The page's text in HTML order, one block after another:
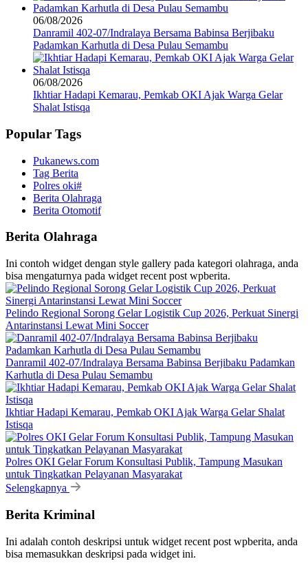
06/08/2026
Danramil 402-07/Indralaya Bersama Babinsa Berjibaku
Padamkan Karhutla di Desa Pulau Semambu
06/08/2026
Ikhtiar Hadapi Kemarau, Pemkab OKI Ajak Warga Gelar
Shalat Istisqa
Popular Tags
Pukanews.com
Tag Berita
Polres oki#
Berita Olahraga
Berita Otomotif
Berita Olahraga
Ini contoh widget dengan style gallery pada kategori olahraga, anda
bisa mengaturnya pada widget recent post wpberita.
Pelindo Regional Sorong Gelar Logistik Cup 2026, Perkuat Sinergi
Antarinstansi Lewat Mini Soccer
Danramil 402-07/Indralaya Bersama Babinsa Berjibaku Padamkan
Karhutla di Desa Pulau Semambu
Ikhtiar Hadapi Kemarau, Pemkab OKI Ajak Warga Gelar Shalat
Istisqa
Polres OKI Gelar Forum Konsultasi Publik, Tampung Masukan
untuk Tingkatkan Pelayanan Masyarakat
Selengkapnya
Berita Kriminal
Ini adalah contoh deskripsi untuk widget recent post wpberita, anda
bisa memasukkan deskripsi pada widget ini.